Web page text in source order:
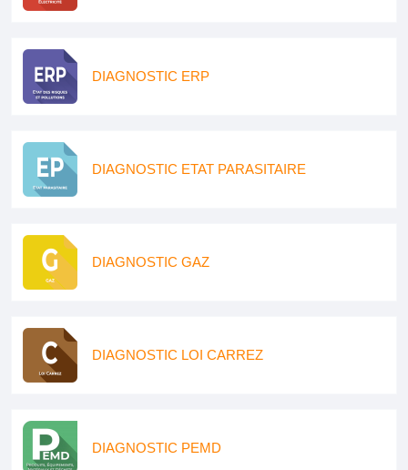
DIAGNOSTIC ERP
DIAGNOSTIC ETAT PARASITAIRE
DIAGNOSTIC GAZ
DIAGNOSTIC LOI CARREZ
DIAGNOSTIC PEMD